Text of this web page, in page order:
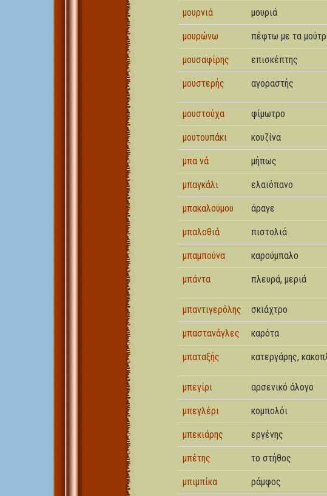
μουρνιά μουριά
μουρώνω πέφτω με τα
μουσαφίρης επισκέπτης
μουστερής αγοραστής
μουστούχα φίμωτρο
μουτουπάκι κουζίνα
μπα νά μήπως
μπαγκάλι ελαιόπανο
μπακαλούμου άραγε
μπαλοθιά πιστολιά
μπαμπούνα καρούμπαλο
μπάντα πλευρά, μεριά
μπαντιγερόλης σκιάχτρο
μπαστανάγλες καρότα
μπαταξής κατεργάρης,
μπεγίρι αρσενικό άλογο
μπεγλέρι κομπολόι
μπεκιάρης εργένης
μπέτης το στήθος
μπιμπίκα ράμφος